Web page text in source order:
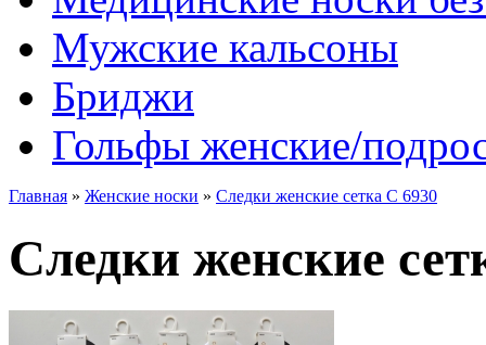
Мужские кальсоны
Бриджи
Гольфы женские/
Главная » Женские носки » Следки женские сетка С 6930
Следки женские